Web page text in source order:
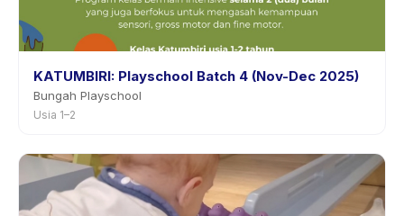
KATUMBIRI: Playschool Batch 4 (Nov-Dec 2025)
Bungah Playschool
Usia 1–2